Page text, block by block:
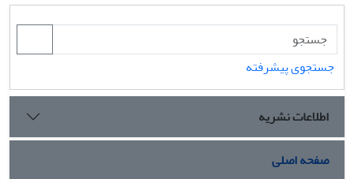
جستجوی پیشرفته
اطلاعات نشریه
صفحه اصلی